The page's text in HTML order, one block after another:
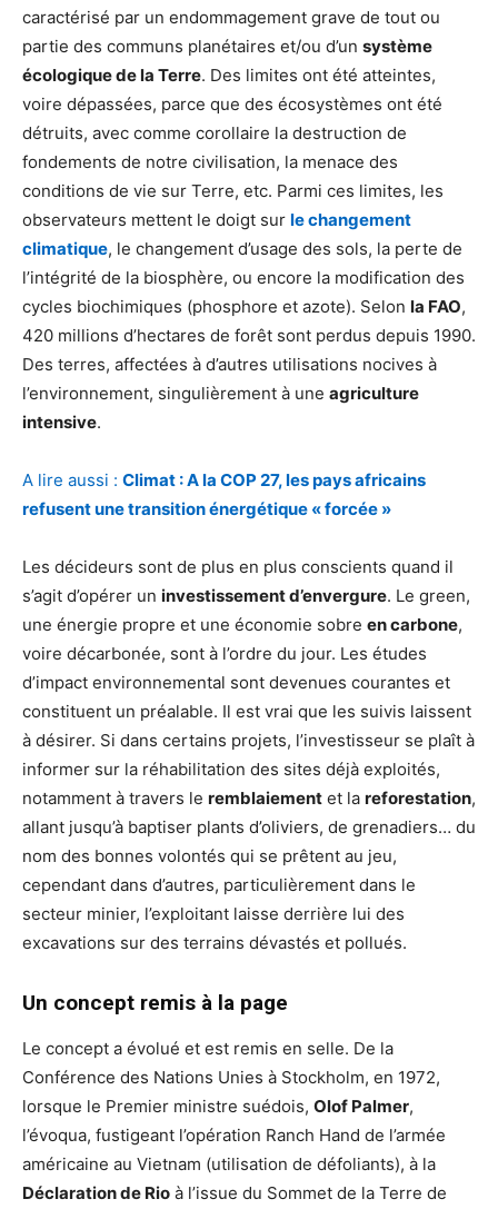
caractérisé par un endommagement grave de tout ou
partie des communs planétaires et/ou d’un système
écologique de la Terre. Des limites ont été atteintes,
voire dépassées, parce que des écosystèmes ont été
détruits, avec comme corollaire la destruction de
fondements de notre civilisation, la menace des
conditions de vie sur Terre, etc. Parmi ces limites, les
observateurs mettent le doigt sur le changement
climatique, le changement d’usage des sols, la perte de
l’intégrité de la biosphère, ou encore la modification des
cycles biochimiques (phosphore et azote). Selon la FAO,
420 millions d’hectares de forêt sont perdus depuis 1990.
Des terres, affectées à d’autres utilisations nocives à
l’environnement, singulièrement à une agriculture
intensive.
A lire aussi : Climat : A la COP 27, les pays africains
refusent une transition énergétique « forcée »
Les décideurs sont de plus en plus conscients quand il
s’agit d’opérer un investissement d’envergure. Le green,
une énergie propre et une économie sobre en carbone,
voire décarbonée, sont à l’ordre du jour. Les études
d’impact environnemental sont devenues courantes et
constituent un préalable. Il est vrai que les suivis laissent
à désirer. Si dans certains projets, l’investisseur se plaît à
informer sur la réhabilitation des sites déjà exploités,
notamment à travers le remblaiement et la reforestation,
allant jusqu’à baptiser plants d’oliviers, de grenadiers… du
nom des bonnes volontés qui se prêtent au jeu,
cependant dans d’autres, particulièrement dans le
secteur minier, l’exploitant laisse derrière lui des
excavations sur des terrains dévastés et pollués.
Un concept remis à la page
Le concept a évolué et est remis en selle. De la
Conférence des Nations Unies à Stockholm, en 1972,
lorsque le Premier ministre suédois, Olof Palmer,
l’évoqua, fustigeant l’opération Ranch Hand de l’armée
américaine au Vietnam (utilisation de défoliants), à la
Déclaration de Rio à l’issue du Sommet de la Terre de